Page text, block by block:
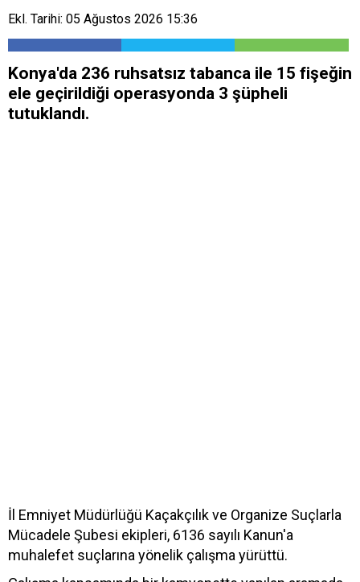
Ekl. Tarihi: 05 Ağustos 2026 15:36
Konya'da 236 ruhsatsız tabanca ile 15 fişeğin
ele geçirildiği operasyonda 3 şüpheli
tutuklandı.
İl Emniyet Müdürlüğü Kaçakçılık ve Organize Suçlarla
Mücadele Şubesi ekipleri, 6136 sayılı Kanun'a
muhalefet suçlarına yönelik çalışma yürüttü.